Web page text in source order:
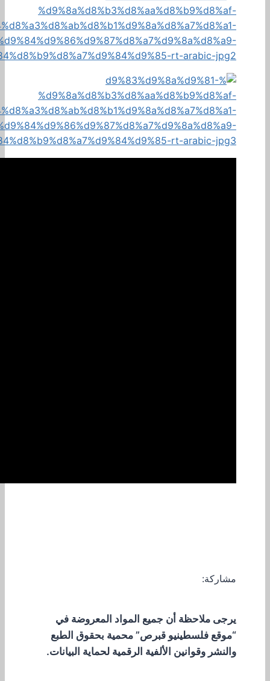
مشاركة:
يرجى ملاحظة أن جميع المواد المعروضة في
“موقع فلسطينيو قبرص” محمية بحقوق الطبع
والنشر وقوانين الألفية الرقمية لحماية البيانات.